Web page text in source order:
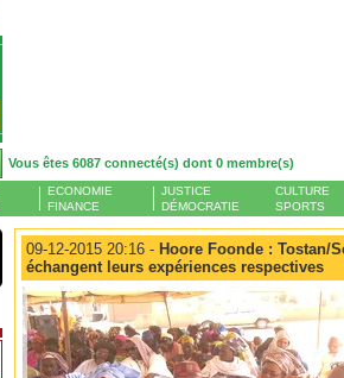
Vous êtes 6087 connecté(s) dont 0 membre(s)
ECONOMIE
FINANCE
JUSTICE
DÉMOCRATIE
CULTURE
SPORTS
09-12-2015 20:16 - Hoore Foonde : Tostan/
échangent leurs expériences respectives